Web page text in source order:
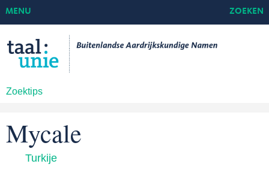
Zoektips
MENU ZOEKEN
Mycale
Turkije